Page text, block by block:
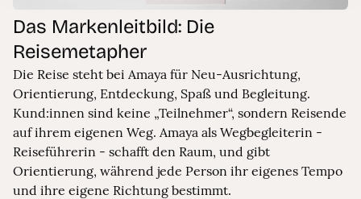
Das Markenleitbild: Die
Reisemetapher
Die Reise steht bei Amaya für Neu-Ausrichtung,
Orientierung, Entdeckung, Spaß und Begleitung.
Kund:innen sind keine „Teilnehmer“, sondern Reisende
auf ihrem eigenen Weg. Amaya als Wegbegleiterin -
Reiseführerin - schafft den Raum, und gibt
Orientierung, während jede Person ihr eigenes Tempo
und ihre eigene Richtung bestimmt.